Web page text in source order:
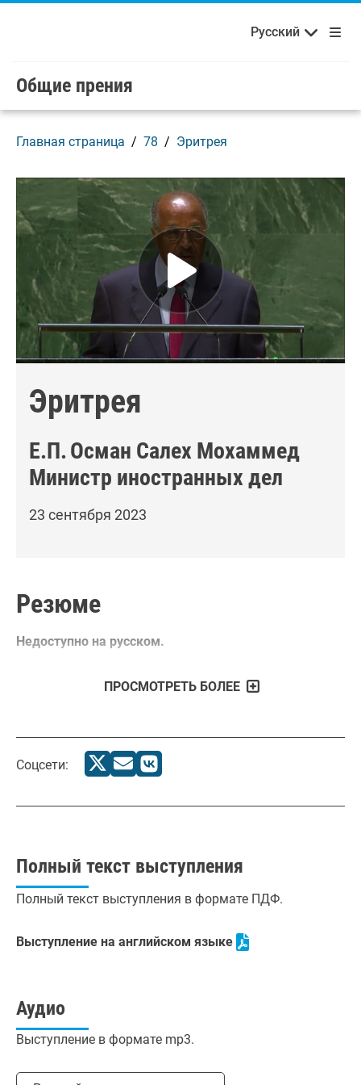
Skip to main content / navigation
Добро пожаловать в ООН! Français Русский
Русский
Общие прения
Главная страница 78 Эритрея
Эритрея
Е.П.Осман Салех Мохаммед
Министр иностранных дел
23 сентября 2023
Резюме
Недоступно на русском.
ПРОСМОТРЕТЬ БОЛЕЕ
Соцсети:
Полный текст выступления
Полный текст выступления в формате ПДФ.
Выступление на английском языке
Аудио
Выступление в формате mp3.